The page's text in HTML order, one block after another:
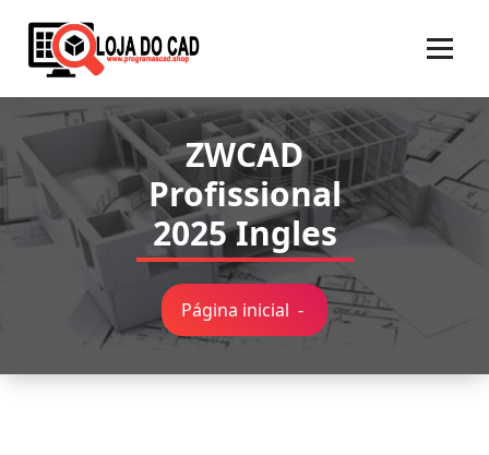
para
ZWCAD
Profissional
2025 Ingles
Página inicial -